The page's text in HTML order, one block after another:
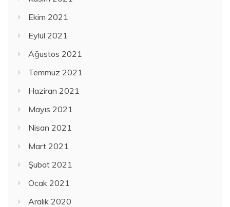
Ekim 2021
Eylül 2021
Ağustos 2021
Temmuz 2021
Haziran 2021
Mayıs 2021
Nisan 2021
Mart 2021
Şubat 2021
Ocak 2021
Aralık 2020